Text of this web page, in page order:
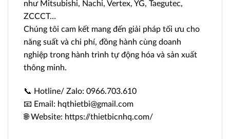
như Mitsubishi, Nachi, Vertex, YG, Taegutec,
ZCCCT…
Chúng tôi cam kết mang đến giải pháp tối ưu cho
năng suất và chi phí, đồng hành cùng doanh
nghiệp trong hành trình tự động hóa và sản xuất
thông minh.
📞 Hotline/ Zalo: 0966.703.610
📧 Email: hqthietbi@gmail.com
🌐 Website: https://thietbicnhq.com/